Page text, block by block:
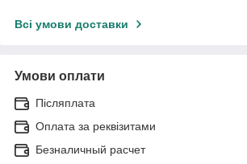
Всі умови доставки
Умови оплати
Післяплата
Оплата за реквізитами
Безналичный расчет